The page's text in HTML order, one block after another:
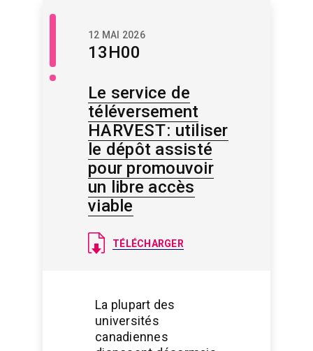
Savoir
12 MAI 2026
13H00
Le service de
téléversement
HARVEST : utiliser
le dépôt assisté
pour promouvoir
un libre accès
viable
Document
TÉLÉCHARGER
La plupart des
universités
canadiennes